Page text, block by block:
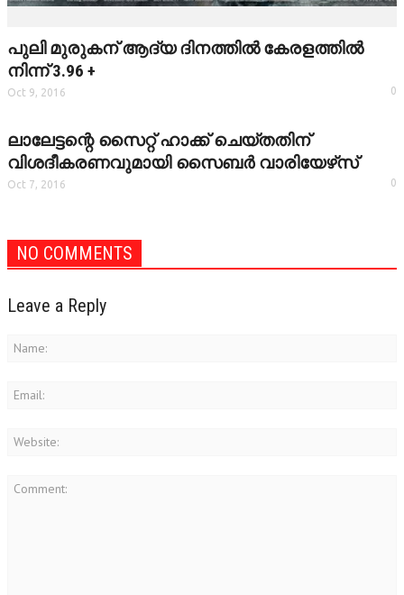
പുലി മുരുകന് ആദ്യ ദിനത്തില്‍ കേരളത്തില്‍
നിന്ന് 3.96 +
Oct 9, 2016 0
ലാലേട്ടന്റെ സൈറ്റ് ഹാക്ക് ചെയ്തതിന്
വിശദീകരണവുമായി സൈബര്‍ വാരിയേഴ്‌സ്
Oct 7, 2016 0
NO COMMENTS
Leave a Reply